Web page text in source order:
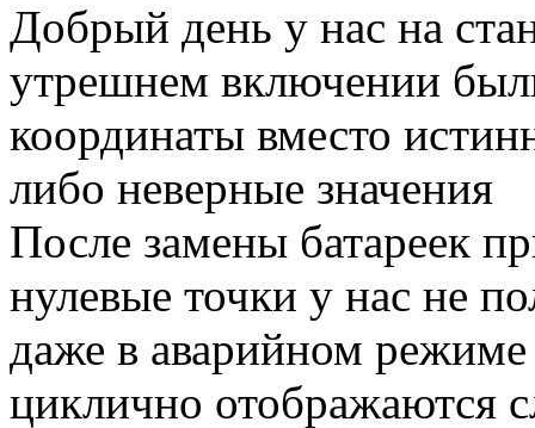
Добрый день у нас на
утрешнем включении
координаты вместо
либо неверные значения
После замены батареек
нулевые точки у нас не
даже в аварийном
циклично отображаются